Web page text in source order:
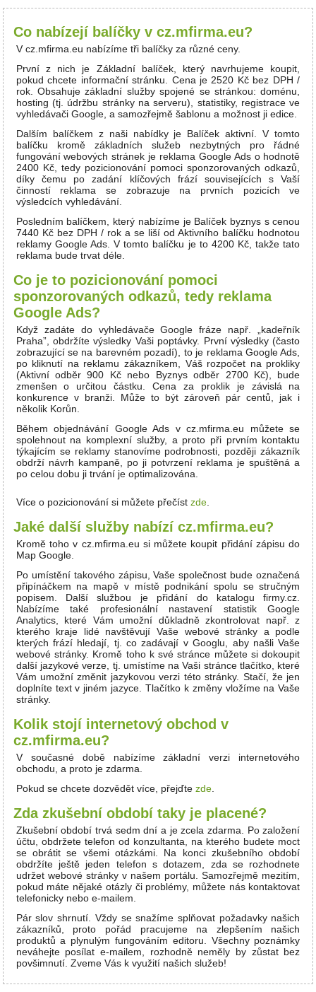
Co nabízejí balíčky v cz.mfirma.eu?
V cz.mfirma.eu nabízíme tři balíčky za různé ceny.
První z nich je Základní balíček, který navrhujeme koupit,
pokud chcete informační stránku. Cena je 2520 Kč bez DPH /
rok. Obsahuje základní služby spojené se stránkou: doménu,
hosting (tj. údržbu stránky na serveru), statistiky, registrace ve
vyhledávači Google, a samozřejmě šablonu a možnost ji edice.
Dalším balíčkem z naši nabídky je Balíček aktivní. V tomto
balíčku kromě základních služeb nezbytných pro řádné
fungování webových stránek je reklama Google Ads o hodnotě
2400 Kč, tedy pozicionování pomoci sponzorovaných odkazů,
díky čemu po zadání klíčových frází souvisejících s Vaší
činností reklama se zobrazuje na prvních pozicích ve
výsledcích vyhledávání.
Posledním balíčkem, který nabízíme je Balíček byznys s cenou
7440 Kč bez DPH / rok a se liší od Aktivního balíčku hodnotou
reklamy Google Ads. V tomto balíčku je to 4200 Kč, takže tato
reklama bude trvat déle.
Co je to pozicionování pomoci
sponzorovaných odkazů, tedy reklama
Google Ads?
Když zadáte do vyhledávače Google fráze např. „kadeřník
Praha”, obdržíte výsledky Vaši poptávky. První výsledky (často
zobrazující se na barevném pozadí), to je reklama Google Ads,
po kliknutí na reklamu zákazníkem, Váš rozpočet na prokliky
(Aktivní odběr 900 Kč nebo Byznys odběr 2700 Kč), bude
zmenšen o určitou částku. Cena za proklik je závislá na
konkurence v branži. Může to být zároveň pár centů, jak i
několik Korůn.
Během objednávání Google Ads v cz.mfirma.eu můžete se
spolehnout na komplexní služby, a proto při prvním kontaktu
týkajícím se reklamy stanovíme podrobnosti, později zákazník
obdrží návrh kampaně, po ji potvrzení reklama je spuštěná a
po celou dobu ji trvání je optimalizována.
Více o pozicionování si můžete přečíst zde.
Jaké další služby nabízí cz.mfirma.eu?
Kromě toho v cz.mfirma.eu si můžete koupit přidání zápisu do
Map Google.
Po umístění takového zápisu, Vaše společnost bude označená
připínáčkem na mapě v místě podnikání spolu se stručným
popisem. Další službou je přidání do katalogu firmy.cz.
Nabízíme také profesionální nastavení statistik Google
Analytics, které Vám umožní důkladně zkontrolovat např. z
kterého kraje lidé navštěvují Vaše webové stránky a podle
kterých frází hledají, tj. co zadávají v Googlu, aby našli Vaše
webové stránky. Kromě toho k své stránce můžete si dokoupit
další jazykové verze, tj. umístíme na Vaši stránce tlačítko, které
Vám umožní změnit jazykovou verzi této stránky. Stačí, že jen
doplníte text v jiném jazyce. Tlačítko k změny vložíme na Vaše
stránky.
Kolik stojí internetový obchod v
cz.mfirma.eu?
V současné době nabízíme základní verzi internetového
obchodu, a proto je zdarma.
Pokud se chcete dozvědět více, přejďte zde.
Zda zkušební období taky je placené?
Zkušební období trvá sedm dní a je zcela zdarma. Po založení
účtu, obdržete telefon od konzultanta, na kterého budete moct
se obrátit se všemi otázkámi. Na konci zkušebního období
obdržíte ještě jeden telefon s dotazem, zda se rozhodnete
udržet webové stránky v našem portálu. Samozřejmě mezitím,
pokud máte nějaké otázly či problémy, můžete nás kontaktovat
telefonicky nebo e-mailem.
Pár slov shrnutí. Vždy se snažíme splňovat požadavky našich
zákazníků, proto pořád pracujeme na zlepšením našich
produktů a plynulým fungováním editoru. Všechny poznámky
neváhejte posílat e-mailem, rozhodně neměly by zůstat bez
povšimnutí. Zveme Vás k využití našich služeb!